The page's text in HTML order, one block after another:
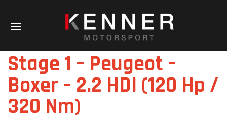
Stage 1 – Peugeot –
Boxer – 2.2 HDI (120 Hp /
320 Nm)